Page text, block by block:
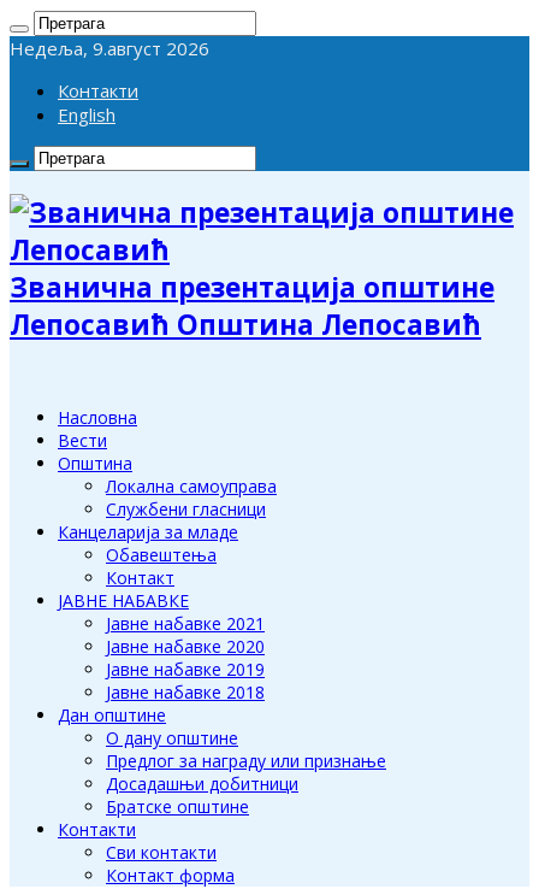
Недеља, 9.август 2026
Контакти
English
Званична презентација општине
Лепосавић Општина Лепосавић
Насловна
Вести
Општина
Локална самоуправа
Службени гласници
Канцеларија за младе
Обавештења
Контакт
ЈАВНЕ НАБАВКЕ
Јавне набавке 2021
Јавне набавке 2020
Јавне набавке 2019
Јавне набавке 2018
Дан општине
О дану општине
Предлог за награду или признање
Досадашњи добитници
Братске општине
Контакти
Сви контакти
Контакт форма